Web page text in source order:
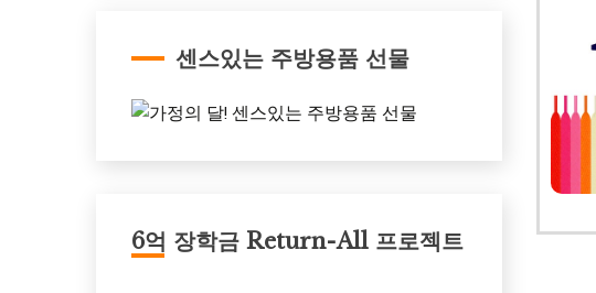
센스있는 주방용품 선물
6억 장학금 Return-All 프로젝트